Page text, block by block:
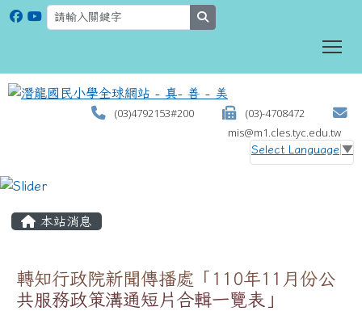
(03)4792153#200
(03)-4708472
mis@m1.cles.tyc.edu.tw
Select Language ▼
本站消息
轉知行政院新聞傳播處「110年11月份公
共服務政策溝通短片合輯一覽表」